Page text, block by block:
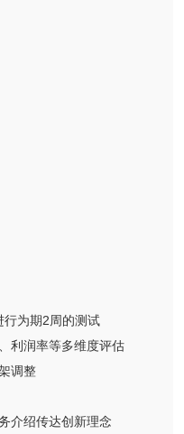
行为期2周的测试
利润率等多维度评估
调整
介绍传达创新理念